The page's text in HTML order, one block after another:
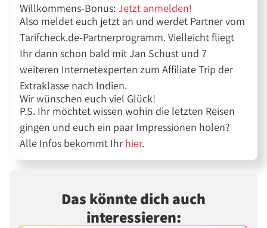
Willkommens-Bonus:Jetzt anmelden!
Also meldet euch jetzt an und werdet Partner vom
Tarifcheck.de-Partnerprogramm. Vielleicht fliegt
Ihr dann schon bald mit Jan Schust und 7
weiteren Internetexperten zum Affiliate Trip der
Extraklasse nach Indien.
Wir wünschen euch viel Glück!
P.S. Ihr möchtet wissen wohin die letzten Reisen
gingen und euch ein paar Impressionen holen?
Alle Infos bekommt Ihr hier.
Das könnte dich auch
interessieren: